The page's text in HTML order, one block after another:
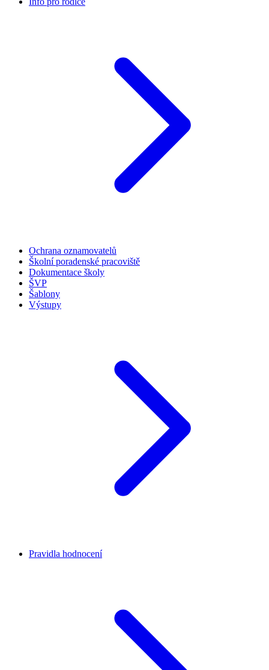
Ochrana oznamovatelů
Školní poradenské pracoviště
Dokumentace školy
ŠVP
Šablony
Výstupy
Pravidla hodnocení